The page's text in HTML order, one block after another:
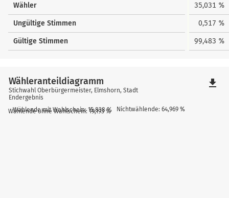
Wähler 35,031 %
Ungültige Stimmen 0,517 %
Gültige Stimmen 99,483 %
Wählende ohne Wahlschein: 19,193 %
Wählende mit Wahlschein: 15,838 % Nichtwählende: 64,969 %
Wähleranteildiagramm
Stichwahl Oberbürgermeister, Elmshorn, Stadt
Endergebnis
file_download